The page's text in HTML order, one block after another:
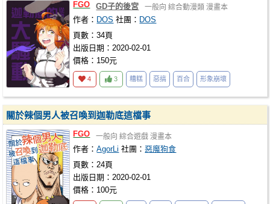
FGO GD子的後宮 一般向 綜合動漫類 漫畫本
作者： DOS 社團： DOS
頁數：34頁
出版日期：2020-02-01
價格：150元
4 3 糟糕 惡搞 百合 形象崩壞
關於辣個男人被召喚到迦勒底這檔事
FGO 一般向 綜合遊戲 漫畫本
作者：AgorLi 社團：惡魔狗食
頁數：24頁
出版日期：2020-02-01
價格：100元